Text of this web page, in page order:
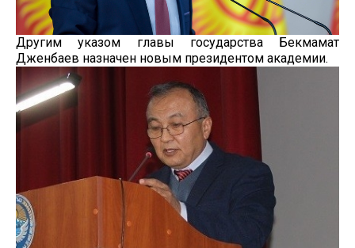
Другим указом главы государства Бекмамат
Дженбаев назначен новым президентом академии.